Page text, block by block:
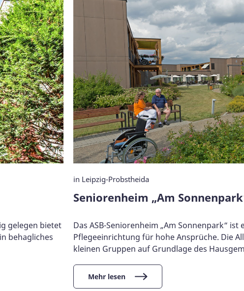
gelegen bietet
behagliches
in Leipzig-Probstheida
Seniorenheim „Am
Das ASB-Seniorenheim „Am Sonnenpark“
Pflegeeinrichtung für hohe Ansprüche. Die
kleinen Gruppen auf Grundlage des
Mehr lesen